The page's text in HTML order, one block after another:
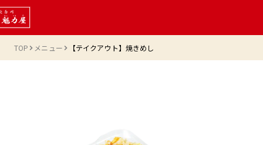
TOP メニュー 【テイクアウト】焼きめし